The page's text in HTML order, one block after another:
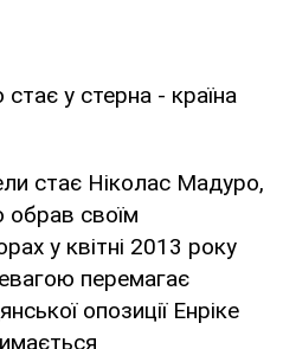
у стерна - країна
стає Ніколас Мадуро,
обрав своїм
у квітні 2013 року
перемагає
опозиції Енріке